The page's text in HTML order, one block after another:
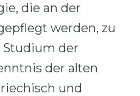
die an der
werden, zu
Studium der
der alten
und